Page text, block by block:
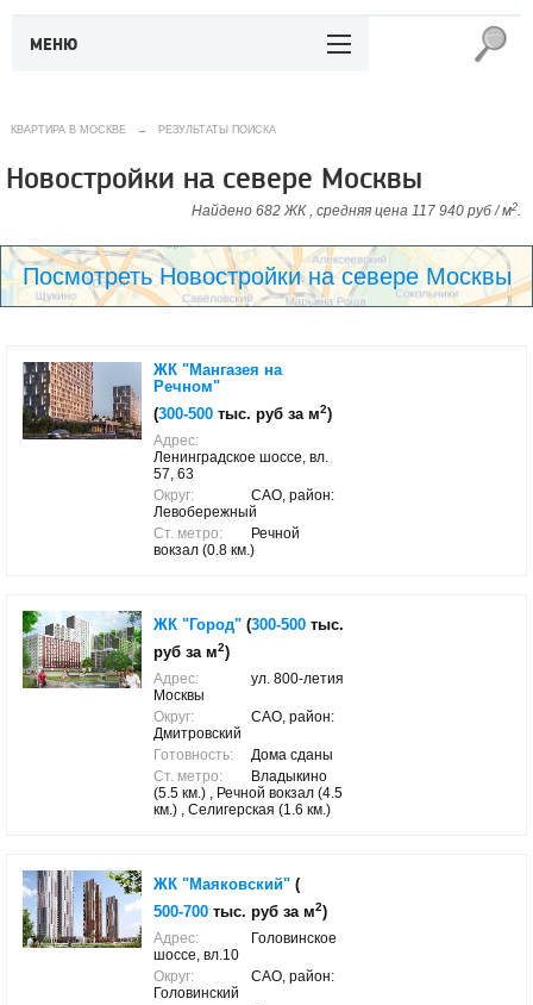
МЕНЮ
КВАРТИРА В МОСКВЕ → РЕЗУЛЬТАТЫ ПОИСКА
Новостройки на севере Москвы
Найдено 682 ЖК , средняя цена 117 940 руб / м2.
Посмотреть Новостройки на севере Москвы
ЖК "Мангазея на
Речном"
(300-500 тыс. руб за м2)
Адрес:
Ленинградское шоссе, вл.
57, 63
Округ:
САО, район:
Левобережный
Ст. метро:
Речной
вокзал (0.8 км.)
ЖК "Город" (300-500 тыс.
руб за м2)
Адрес:
ул. 800-летия
Москвы
Округ:
САО, район:
Дмитровский
Готовность:
Дома сданы
Ст. метро:
Владыкино
(5.5 км.) , Речной вокзал (4.5
км.) , Селигерская (1.6 км.)
ЖК "Маяковский" (
500-700 тыс. руб за м2)
Адрес:
Головинское
шоссе, вл.10
Округ:
САО, район:
Головинский